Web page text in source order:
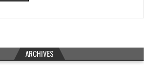
ARCHIVES